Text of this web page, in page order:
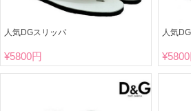
人気DGスリッパ
¥5800円
人気
¥5800